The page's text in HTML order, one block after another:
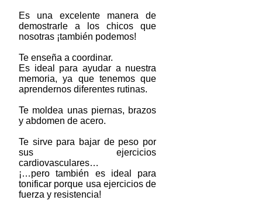
Es una excelente manera de
demostrarle a los chicos que
nosotras ¡también podemos!
Te enseña a coordinar.
Es ideal para ayudar a nuestra
memoria, ya que tenemos que
aprendernos diferentes rutinas.
Te moldea unas piernas, brazos
y abdomen de acero.
Te sirve para bajar de peso por
sus ejercicios
cardiovasculares…
¡…pero también es ideal para
tonificar porque usa ejercicios de
fuerza y resistencia!